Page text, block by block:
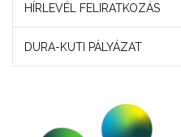
HÍRLEVÉL FELIRATKOZÁS
DURA-KUTI PÁLYÁZAT